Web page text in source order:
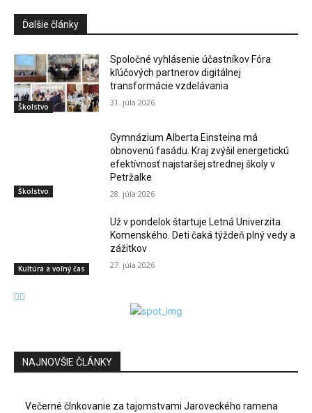
Ďalšie články
Školstvo
Spoločné vyhlásenie účastníkov Fóra
kľúčových partnerov digitálnej
transformácie vzdelávania
31. júla 2026
Školstvo
Gymnázium Alberta Einsteina má
obnovenú fasádu. Kraj zvýšil energetickú
efektívnosť najstaršej strednej školy v
Petržalke
28. júla 2026
Kultúra a voľný čas
Už v pondelok štartuje Letná Univerzita
Komenského. Deti čaká týždeň plný vedy a
zážitkov
27. júla 2026
NAJNOVŠIE ČLÁNKY
Večerné člnkovanie za tajomstvami Jaroveckého ramena